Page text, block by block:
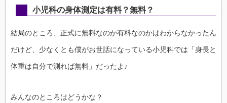
小児科の身体測定は有料？無料？
結局のところ、正式に無料なのか有料なのかはわからなかったん
だけど、少なくとも僕がお世話になっている小児科では「身長と
体重は自分で測れば無料」だったよ♪
みんなのところはどうかな？